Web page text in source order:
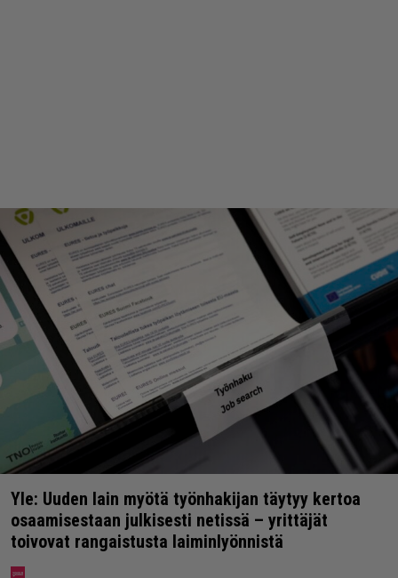
Yle: Uuden lain myötä työnhakijan täytyy kertoa
osaamisestaan julkisesti netissä – yrittäjät
toivovat rangaistusta laiminlyönnistä